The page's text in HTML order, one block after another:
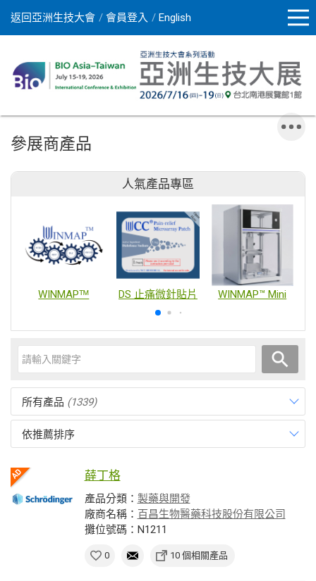
返回亞洲生技大會 會員登入 English
參展商產品
人氣產品專區
WINMAPᵀᴹ DS 止痛微針貼片 WINMAP™ Mini
所有產品 (1339)
依推薦排序
薛丁格
產品分類： 製藥與開發
廠商名稱： 百昌生物醫藥科技股份有限公司
攤位號碼：N1211
0 10 個相關產品